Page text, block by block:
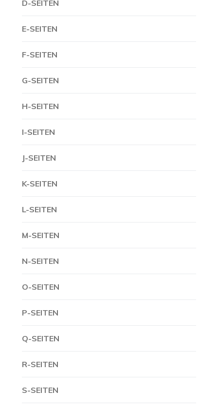
D-SEITEN
E-SEITEN
F-SEITEN
G-SEITEN
H-SEITEN
I-SEITEN
J-SEITEN
K-SEITEN
L-SEITEN
M-SEITEN
N-SEITEN
O-SEITEN
P-SEITEN
Q-SEITEN
R-SEITEN
S-SEITEN